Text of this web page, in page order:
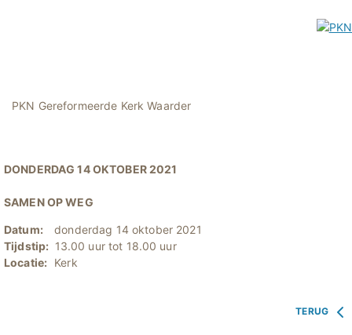
PKN Gereformeerde Kerk Waarder
DONDERDAG 14 OKTOBER 2021
SAMEN OP WEG
Datum:
donderdag 14 oktober 2021
Tijdstip: 13.00 uur tot 18.00 uur
Locatie: Kerk
TERUG